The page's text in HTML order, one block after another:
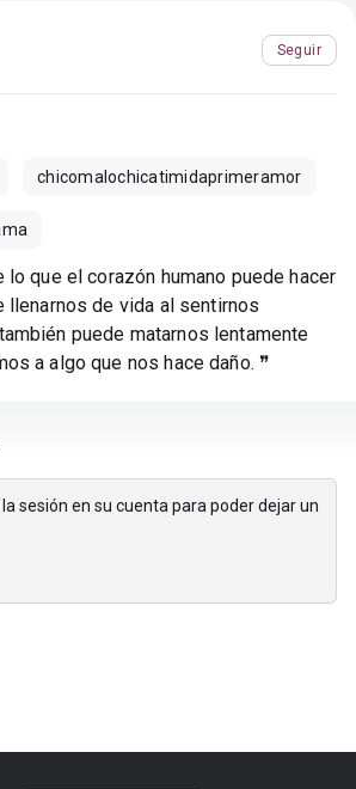
Seguir
chicomalochicatimidaprimeramor
lo que el corazón humano puede hacer
llenarnos de vida al sentirnos
puede matarnos lentamente
a algo que nos hace daño. ❞
sesión en su cuenta para poder dejar un